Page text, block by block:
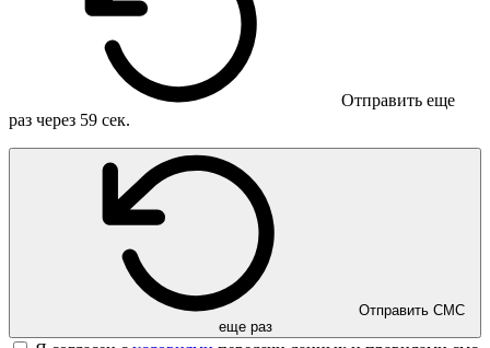
Отправить еще
раз через 59 сек.
еще раз